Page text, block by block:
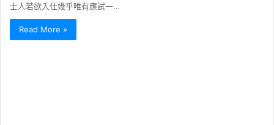
士人若欲入仕幾乎唯有應試一…
Read More »